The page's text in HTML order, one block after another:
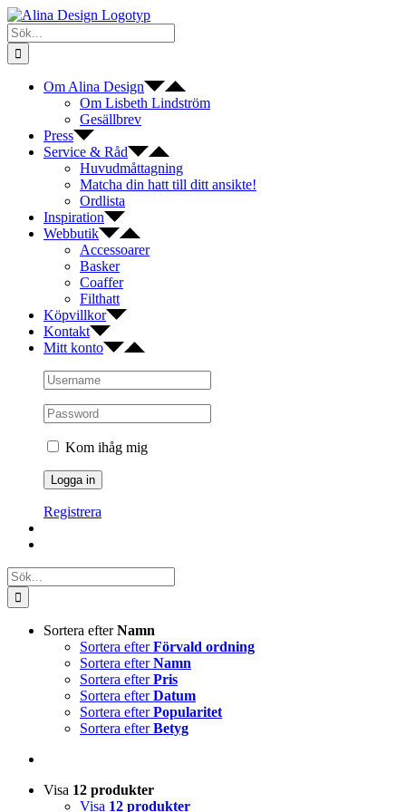
Fortsätt
till
innehållet
Sök
efter:
Om Alina Design
Om Lisbeth Lindström
Gesällbrev
Press
Service & Råd
Huvudmåttagning
Matcha din hatt till ditt ansikte!
Ordlista
Inspiration
Webbutik
Accessoarer
Basker
Coaffer
Filthatt
Köpvillkor
Kontakt
Mitt konto
Kom ihåg mig
Registrera
Sök
efter:
Sortera efterNamn
Sortera efterFörvald ordning
Sortera efterNamn
Sortera efterPris
Sortera efterDatum
Sortera efterPopularitet
Sortera efterBetyg
Visa 12 produkter
Visa 12 produkter